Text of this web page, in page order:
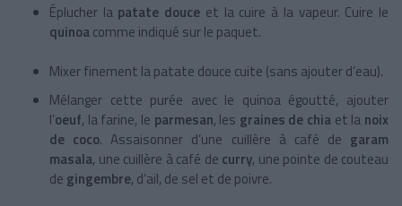
Éplucher lapatate douce et la cuire à la vapeur. Cuire le
quinoacomme indiqué sur le paquet.
Mixer finement la patate douce cuite (sans ajouter d’eau).
Mélanger cette purée avec le quinoa égoutté, ajouter
l’oeuf, la farine, le parmesan, les graines de chia et la noix
de coco. Assaisonner d’une cuillère à café de garam
masala, une cuillère à café de curry, une pointe de couteau
de gingembre, d’ail, de sel et de poivre.